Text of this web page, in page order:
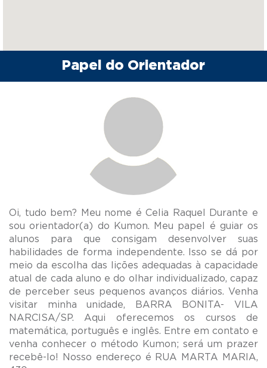
Papel do Orientador
Oi, tudo bem? Meu nome é Celia Raquel Durante e
sou orientador(a) do Kumon. Meu papel é guiar os
alunos para que consigam desenvolver suas
habilidades de forma independente. Isso se dá por
meio da escolha das lições adequadas à capacidade
atual de cada aluno e do olhar individualizado, capaz
de perceber seus pequenos avanços diários. Venha
visitar minha unidade, BARRA BONITA- VILA
NARCISA/SP. Aqui oferecemos os cursos de
matemática, português e inglês. Entre em contato e
venha conhecer o método Kumon; será um prazer
recebê-lo! Nosso endereço é RUA MARTA MARIA,